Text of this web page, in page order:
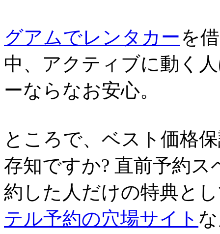
グアムでレンタカーを
中、アクティブに動く
ーならなお安心。
ところで、ベスト価格
存知ですか? 直前予約
約した人だけの特典と
テル予約の穴場サイト